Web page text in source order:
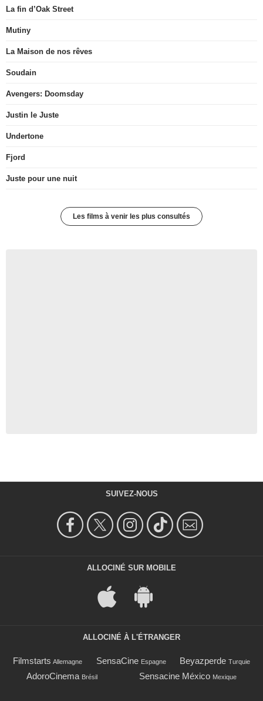
La fin d’Oak Street
Mutiny
La Maison de nos rêves
Soudain
Avengers: Doomsday
Justin le Juste
Undertone
Fjord
Juste pour une nuit
Les films à venir les plus consultés
SUIVEZ-NOUS
ALLOCINÉ SUR MOBILE
ALLOCINÉ À L'ÉTRANGER
Filmstarts Allemagne SensaCine Espagne Beyazperde Turquie
AdoroCinema Brésil Sensacine México Mexique